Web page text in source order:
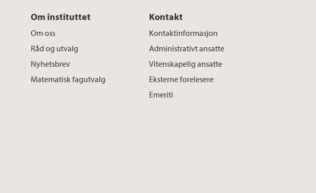
Om instituttet
Om oss
Råd og utvalg
Nyhetsbrev
Matematisk fagutvalg
Kontakt
Kontaktinformasjon
Administrativt ansatte
Vitenskapelig ansatte
Eksterne forelesere
Emeriti